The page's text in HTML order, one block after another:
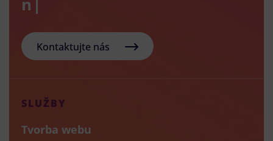
Kontaktujte nás
SLUŽBY
Tvorba webu